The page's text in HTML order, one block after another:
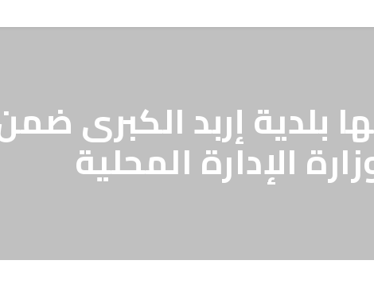
بلدية إربد الكبرى
الإدارة المحلية